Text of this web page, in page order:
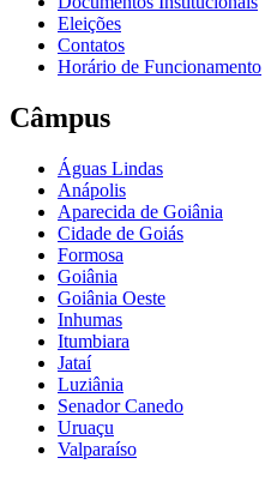
Eleições
Contatos
Horário de Funcionamento
Câmpus
Águas Lindas
Anápolis
Aparecida de Goiânia
Cidade de Goiás
Formosa
Goiânia
Goiânia Oeste
Inhumas
Itumbiara
Jataí
Luziânia
Senador Canedo
Uruaçu
Valparaíso